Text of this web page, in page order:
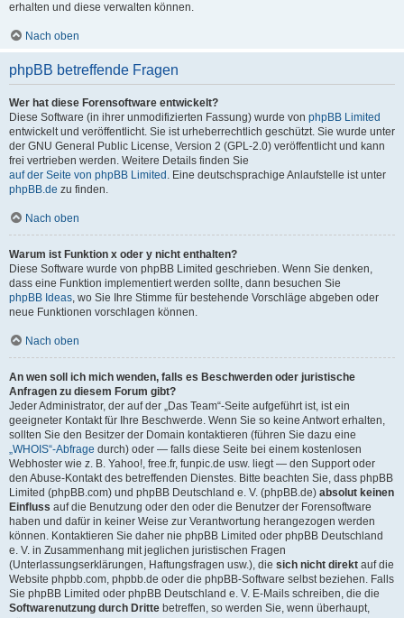
erhalten und diese verwalten können.
Nach oben
phpBB betreffende Fragen
Wer hat diese Forensoftware entwickelt?
Diese Software (in ihrer unmodifizierten Fassung) wurde von phpBB Limited
entwickelt und veröffentlicht. Sie ist urheberrechtlich geschützt. Sie wurde unter
der GNU General Public License, Version 2 (GPL-2.0) veröffentlicht und kann
frei vertrieben werden. Weitere Details finden Sie
auf der Seite von phpBB Limited . Eine deutschsprachige Anlaufstelle ist unter
phpBB.de zu finden.
Nach oben
Warum ist Funktion x oder y nicht enthalten?
Diese Software wurde von phpBB Limited geschrieben. Wenn Sie denken,
dass eine Funktion implementiert werden sollte, dann besuchen Sie
phpBB Ideas, wo Sie Ihre Stimme für bestehende Vorschläge abgeben oder
neue Funktionen vorschlagen können.
Nach oben
An wen soll ich mich wenden, falls es Beschwerden oder juristische
Anfragen zu diesem Forum gibt?
Jeder Administrator, der auf der „Das Team“-Seite aufgeführt ist, ist ein
geeigneter Kontakt für Ihre Beschwerde. Wenn Sie so keine Antwort erhalten,
sollten Sie den Besitzer der Domain kontaktieren (führen Sie dazu eine
„WHOIS“-Abfrage durch) oder — falls diese Seite bei einem kostenlosen
Webhoster wie z. B. Yahoo!, free.fr, funpic.de usw. liegt — den Support oder
den Abuse-Kontakt des betreffenden Dienstes. Bitte beachten Sie, dass phpBB
Limited (phpBB.com) und phpBB Deutschland e. V. (phpBB.de) absolut keinen
Einfluss auf die Benutzung oder den oder die Benutzer der Forensoftware
haben und dafür in keiner Weise zur Verantwortung herangezogen werden
können. Kontaktieren Sie daher nie phpBB Limited oder phpBB Deutschland
e. V. in Zusammenhang mit jeglichen juristischen Fragen
(Unterlassungserklärungen, Haftungsfragen usw.), die sich nicht direkt auf die
Website phpbb.com, phpbb.de oder die phpBB-Software selbst beziehen. Falls
Sie phpBB Limited oder phpBB Deutschland e. V. E-Mails schreiben, die die
Softwarenutzung durch Dritte betreffen, so werden Sie, wenn überhaupt,